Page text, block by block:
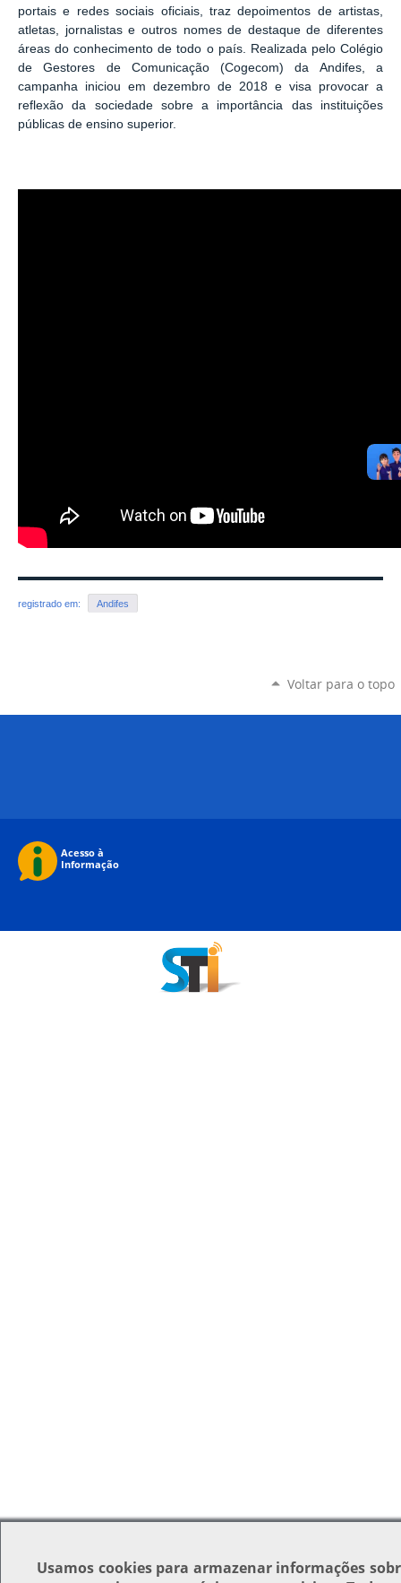
portais e redes sociais oficiais, traz depoimentos de artistas,
atletas, jornalistas e outros nomes de destaque de diferentes
áreas do conhecimento de todo o país. Realizada pelo Colégio
de Gestores de Comunicação (Cogecom) da Andifes, a
campanha iniciou em dezembro de 2018 e visa provocar a
reflexão da sociedade sobre a importância das instituições
públicas de ensino superior.
registrado em: Andifes
Voltar para o topo
Usamos cookiespara armazenar informações